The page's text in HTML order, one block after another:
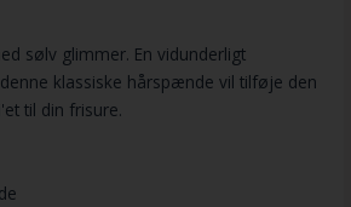
sølv glimmer. En vidunderligt
klassiske hårspænde vil tilføje den
til din frisure.